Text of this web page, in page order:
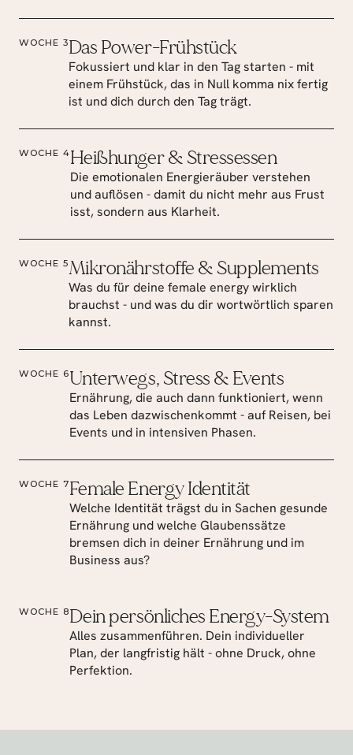
WOCHE 3Das Power-Frühstück
Fokussiert und klar in den Tag starten - mit
einem Frühstück, das in Null komma nix fertig
ist und dich durch den Tag trägt.
WOCHE 5Mikronährstoffe & Supplements
Was du für deine female energy wirklich
brauchst - und was du dir wortwörtlich sparen
kannst.
WOCHE 4Heißhunger & Stressessen
Die emotionalen Energieräuber verstehen
und auflösen - damit du nicht mehr aus Frust
isst, sondern aus Klarheit.
WOCHE 6Unterwegs, Stress & Events
Ernährung, die auch dann funktioniert, wenn
das Leben dazwischenkommt - auf Reisen, bei
Events und in intensiven Phasen.
WOCHE 7Female Energy Identität
Welche Identität trägst du in Sachen gesunde
Ernährung und welche Glaubenssätze
bremsen dich in deiner Ernährung und im
Business aus?
WOCHE 8Dein persönliches Energy-System
Alles zusammenführen. Dein individueller
Plan, der langfristig hält - ohne Druck, ohne
Perfektion.